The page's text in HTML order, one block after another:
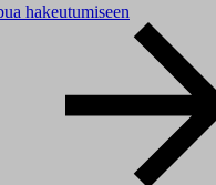
hakeutumiseen